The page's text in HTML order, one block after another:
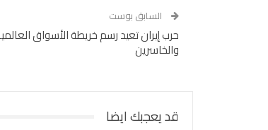
السابق بوست
حرب إيران تعيد رسم خريطة الأسواق
والخاسرين
قد يعجبك ايضا